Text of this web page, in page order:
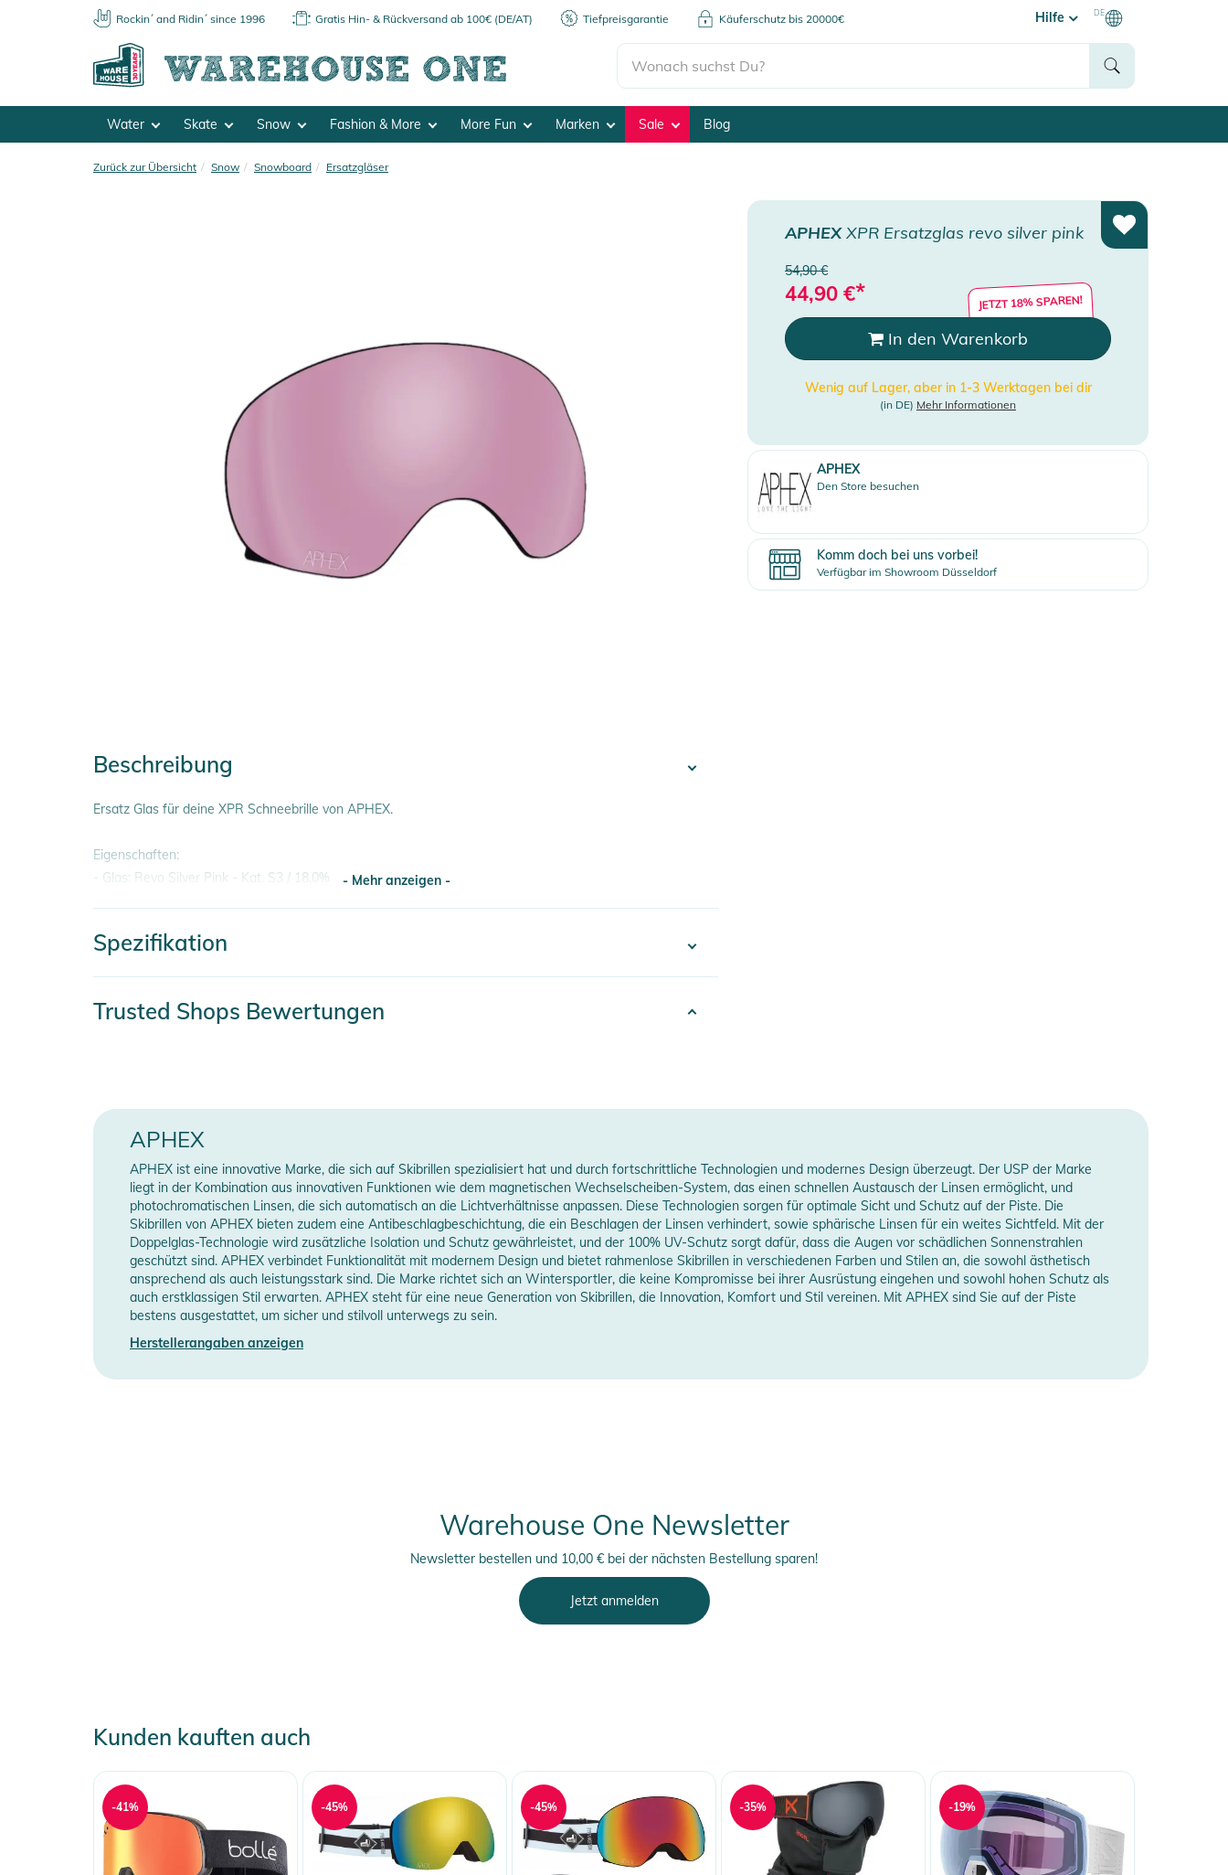
Rockin´ and Ridin´ since 1996 Gratis Hin- & Rückversand ab 100€ (DE/AT) Tiefpreisgarantie Käuferschutz bis 20000€ Hilfe DE
Water Skate Snow Fashion & More More Fun Marken Sale Blog
Zurück zur Übersicht Snow Snowboard Ersatzgläser
APHEXXPR Ersatzglas revo silver pink
54,90 €
44,90 €* JETZT 18% SPAREN!
In den Warenkorb
Wenig auf Lager, aber in 1-3 Werktagen bei dir
(in DE) Mehr Informationen
APHEX
Den Store besuchen
Komm doch bei uns vorbei!
Verfügbar im Showroom Düsseldorf
Beschreibung
Ersatz Glas für deine XPR Schneebrille von APHEX.
Eigenschaften:
- Glas: Revo Silver Pink - Kat. S3 / 18,0%
- Mehr anzeigen -
Spezifikation
Manufacturer Information Herstellerangaben anzeigen
Trusted Shops Bewertungen
APHEX
APHEX ist eine innovative Marke, die sich auf Skibrillen spezialisiert hat und durch fortschrittliche Technologien und modernes Design überzeugt. Der USP der Marke
liegt in der Kombination aus innovativen Funktionen wie dem magnetischen Wechselscheiben-System, das einen schnellen Austausch der Linsen ermöglicht, und
photochromatischen Linsen, die sich automatisch an die Lichtverhältnisse anpassen. Diese Technologien sorgen für optimale Sicht und Schutz auf der Piste. Die
Skibrillen von APHEX bieten zudem eine Antibeschlagbeschichtung, die ein Beschlagen der Linsen verhindert, sowie sphärische Linsen für ein weites Sichtfeld. Mit der
Doppelglas-Technologie wird zusätzliche Isolation und Schutz gewährleistet, und der 100% UV-Schutz sorgt dafür, dass die Augen vor schädlichen Sonnenstrahlen
geschützt sind. APHEX verbindet Funktionalität mit modernem Design und bietet rahmenlose Skibrillen in verschiedenen Farben und Stilen an, die sowohl ästhetisch
ansprechend als auch leistungsstark sind. Die Marke richtet sich an Wintersportler, die keine Kompromisse bei ihrer Ausrüstung eingehen und sowohl hohen Schutz als
auch erstklassigen Stil erwarten. APHEX steht für eine neue Generation von Skibrillen, die Innovation, Komfort und Stil vereinen. Mit APHEX sind Sie auf der Piste
bestens ausgestattet, um sicher und stilvoll unterwegs zu sein.
Herstellerangaben anzeigen
Warehouse One Newsletter
Newsletter bestellen und 10,00 € bei der nächsten Bestellung sparen!
Jetzt anmelden
Kunden kauften auch
-41% -45% -45% -35% -19%